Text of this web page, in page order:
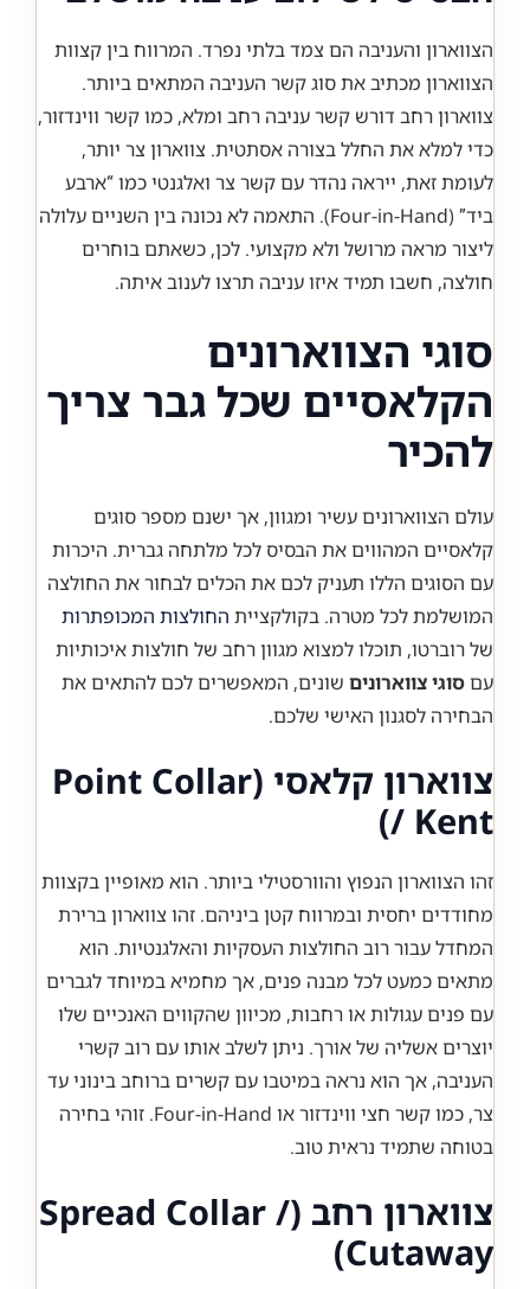
הצווארון והעניבה הם צמד בלתי נפרד. המרווח בין קצוות
הצווארון מכתיב את סוג קשר העניבה המתאים ביותר.
צווארון רחב דורש קשר עניבה רחב ומלא, כמו קשר ווינדזור,
כדי למלא את החלל בצורה אסתטית. צווארון צר יותר,
לעומת זאת, ייראה נהדר עם קשר צר ואלגנטי כמו “ארבע
ביד” (Four-in-Hand). התאמה לא נכונה בין השניים עלולה
ליצור מראה מרושל ולא מקצועי. לכן, כשאתם בוחרים
חולצה, חשבו תמיד איזו עניבה תרצו לענוב איתה.
סוגי הצווארונים
הקלאסיים שכל גבר צריך
להכיר
עולם הצווארונים עשיר ומגוון, אך ישנם מספר סוגים
קלאסיים המהווים את הבסיס לכל מלתחה גברית. היכרות
עם הסוגים הללו תעניק לכם את הכלים לבחור את החולצה
המושלמת לכל מטרה. בקולקציית החולצות המכופתרות
של רוברטו, תוכלו למצוא מגוון רחב של חולצות איכותיות
עםסוגי צווארונים שונים, המאפשרים לכם להתאים את
הבחירה לסגנון האישי שלכם.
צווארון קלאסי (Point Collar
/ Kent)
זהו הצווארון הנפוץ והוורסטילי ביותר. הוא מאופיין בקצוות
מחודדים יחסית ובמרווח קטן ביניהם. זהו צווארון ברירת
המחדל עבור רוב החולצות העסקיות והאלגנטיות. הוא
מתאים כמעט לכל מבנה פנים, אך מחמיא במיוחד לגברים
עם פנים עגולות או רחבות, מכיוון שהקווים האנכיים שלו
יוצרים אשליה של אורך. ניתן לשלב אותו עם רוב קשרי
העניבה, אך הוא נראה במיטבו עם קשרים ברוחב בינוני עד
צר, כמו קשר חצי ווינדזור או Four-in-Hand. זוהי בחירה
בטוחה שתמיד נראית טוב.
צווארון רחב (Spread Collar /
Cutaway)